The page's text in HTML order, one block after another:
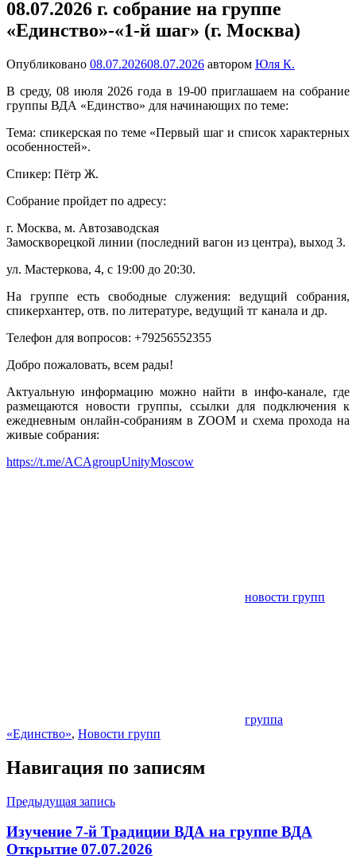
08.07.2026 г. собрание на группе
«Единство»-«1-й шаг» (г. Москва)
Опубликовано 08.07.202608.07.2026 автором Юля К.
В среду, 08 июля 2026 года в 19-00 приглашаем на собрание
группы ВДА «Единство» для начинающих по теме:
Тема: спикерская по теме «Первый шаг и список характерных
особенностей».
Спикер: Пётр Ж.
Собрание пройдет по адресу:
г. Москва, м. Автозаводская
Замоскворецкой линии (последний вагон из центра), выход 3.
ул. Мастеркова, 4, с 19:00 до 20:30.
На группе есть свободные служения: ведущий собрания,
спикерхантер, отв. по литературе, ведущий тг канала и др.
Телефон для вопросов: +79256552355
Добро пожаловать, всем рады!
Актуальную информацию можно найти в инфо-канале, где
размещаются новости группы, ссылки для подключения к
ежедневным онлайн-собраниям в ZOOM и схема прохода на
живые собрания:
https://t.me/ACAgroupUnityMoscow
новости групп
группа
«Единство», Новости групп
Навигация по записям
Предыдущая запись
Изучение 7-й Традиции ВДА на группе ВДА
Открытие 07.07.2026